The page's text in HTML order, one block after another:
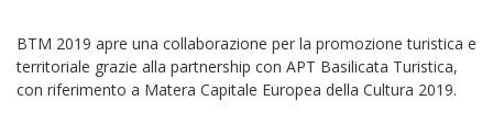
BTM 2019 apre una collaborazione per la promozione turistica e
territoriale grazie alla partnership con APT Basilicata Turistica,
con riferimento a Matera Capitale Europea della Cultura 2019.